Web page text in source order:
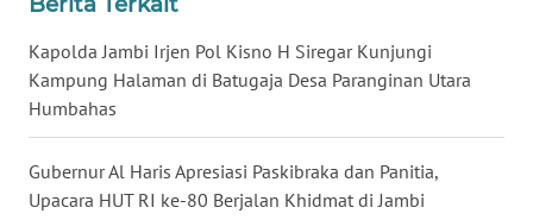
Kapolda Jambi Irjen Pol Kisno H Siregar Kunjungi
Kampung Halaman di Batugaja Desa Paranginan Utara
Humbahas
Gubernur Al Haris Apresiasi Paskibraka dan Panitia,
Upacara HUT RI ke-80 Berjalan Khidmat di Jambi
WN
WN
KALTENG
WN
KALTARA